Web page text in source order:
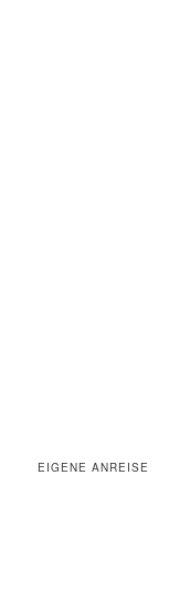
EIGENE ANREISE